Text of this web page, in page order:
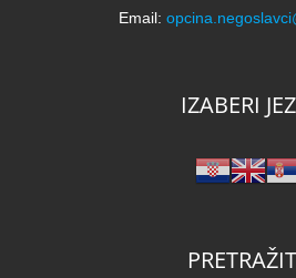
Email:
IZABERI